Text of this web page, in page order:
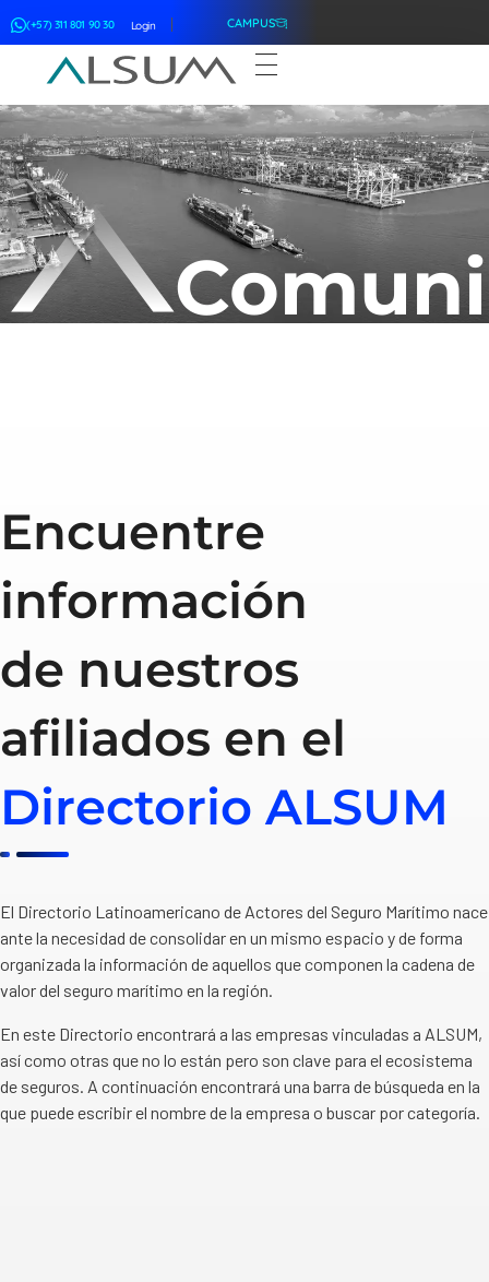
(+57) 311 801 90 30 Login CAMPUS
ALSUM
Encuentre
información
de nuestros
afiliados en el
Directorio ALSUM
El Directorio Latinoamericano de Actores del Seguro Marítimo nace
ante la necesidad de consolidar en un mismo espacio y de forma
organizada la información de aquellos que componen la cadena de
valor del seguro marítimo en la región.
En este Directorio encontrará a las empresas vinculadas a ALSUM,
así como otras que no lo están pero son clave para el ecosistema
de seguros. A continuación encontrará una barra de búsqueda en la
que puede escribir el nombre de la empresa o buscar por categoría.